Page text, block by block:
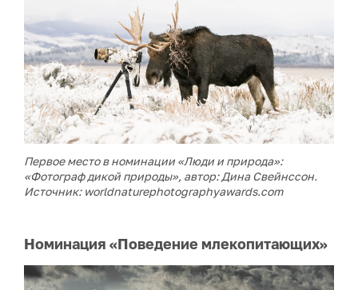
Первое место в номинации «Люди и природа»:
«Фотограф дикой природы», автор: Дина Свейнссон.
Источник: worldnaturephotographyawards.com
Номинация «Поведение млекопитающих»